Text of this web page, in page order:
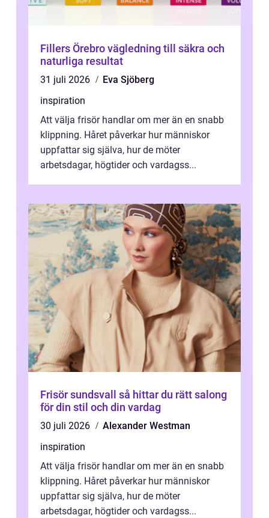
Fillers Örebro vägledning till säkra och
naturliga resultat
31 juli 2026
Eva Sjöberg
inspiration
Att välja frisör handlar om mer än en snabb
klippning. Håret påverkar hur människor
uppfattar sig själva, hur de möter
arbetsdagar, högtider och vardagss...
Frisör sundsvall så hittar du rätt salong
för din stil och din vardag
30 juli 2026
Alexander Westman
inspiration
Att välja frisör handlar om mer än en snabb
klippning. Håret påverkar hur människor
uppfattar sig själva, hur de möter
arbetsdagar, högtider och vardagss...